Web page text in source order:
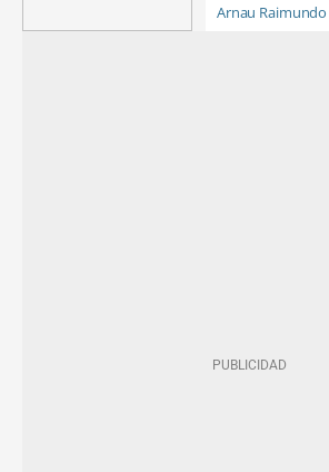
Arnau Raimundo